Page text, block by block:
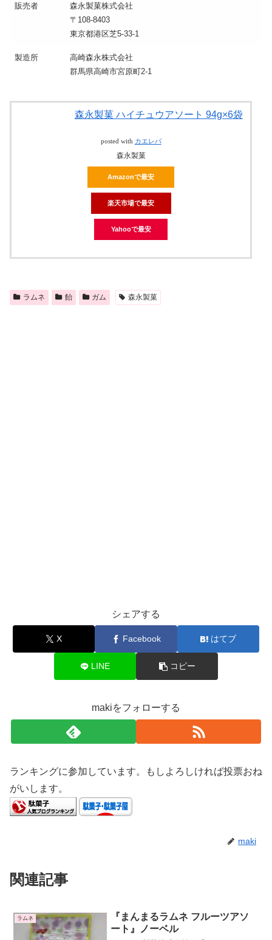
販売者
森永製菓株式会社
〒108-8403
東京都港区芝5-33-1
製造所
高崎森永株式会社
群馬県高崎市宮原町2-1
森永製菓 ハイチュウアソート 94g×6袋
posted with カエレバ
森永製菓
Amazonで最安
楽天市場で最安
Yahooで最安
ラムネ 飴 ガム 森永製菓
シェアする
X Facebook はてブ
LINE コピー
makiをフォローする
ランキングに参加しています。もしよろしければ投票おね
がいします。
maki
関連記事
ラムネ
『まんまるラムネ フルーツアソ
ート』ノーベル